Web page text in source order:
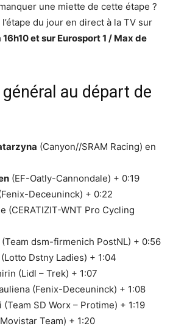
une miette de cette étape ?
du jour en direct à la TV sur
et sur Eurosport 1 / Max de
au départ de
(Canyon//SRAM Racing) en
(EF-Oatly-Cannondale) + 0:19
Deceuninck) + 0:22
(CERATIZIT-WNT Pro Cycling
dsm-firmenich PostNL) + 0:56
Dstny Ladies) + 1:04
(Lidl – Trek) + 1:07
(Fenix-Deceuninck) + 1:08
(Team SD Worx – Protime) + 1:19
Team) + 1:20